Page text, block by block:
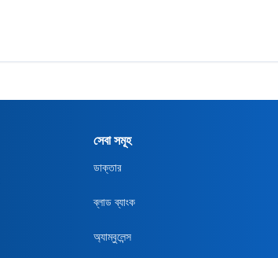
সেবা সমূহ
ডাক্তার
ব্লাড ব্যাংক
অ্যাম্বুলেন্স